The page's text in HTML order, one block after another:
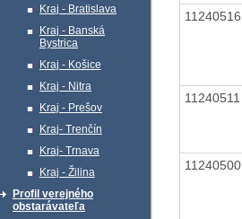
Kraj - Bratislava
Kraj - Banská
Bystrica
Kraj - Košice
Kraj - Nitra
Kraj - Prešov
Kraj- Trenčín
Kraj- Trnava
Kraj - Žilina
Profil verejného
obstarávateľa
11240516
11240511
11240500